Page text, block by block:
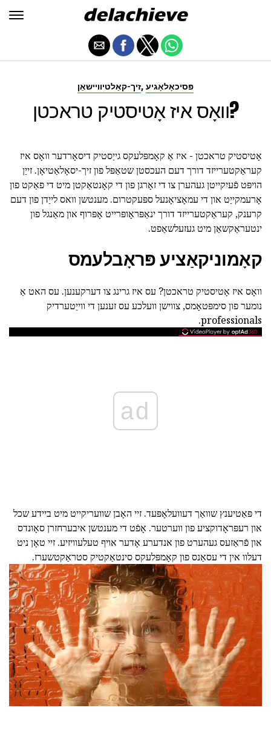
זיך-קאַלטיוויישאַן, פּסיכאָלאָגיע
וואָס איז אָטיסטיק טראכטן?
אָטיסטיק טראכטן - איז אַ קאָמפּלעקס גייַסטיק דיסאָרדער וואָס איז
קעראַקטערייזד דורך דעם העכסטן שטאַפּל פון זיך-יסאָלאַטיאָן. זייַן
הויפּט פֿעיִקייטן געהערן צו די זאָרגן פון די קאָנטאַקטן מיט די פאַקט פון
אָרעמקייַט און די עמאָציאָנעל ספּעקטרום. מענטשן וואס לייַדן פון דעם
קרענק, קעראַקטערייזד דורך ינאַפּראָופּרייט אָפּרוף און מאַנגל פון
ינטעראַקשאַן מיט געזעלשאַפט.
קאָמוניקאַציע פּראָבלעמס
וואָס איז אָטיסטיק טראכטן? עס איז גרינג צו דערקענען. עס האט אַ
נומער פון סימפּטאָמס, צווישן וועלכע עס זענען די ווייַטערדיק
professionals.
ad
די פּאַטיענץ שוואַך דעוועלאָפּעד. זיי האָבן שוועריקייט מיט ביידע שכל
און רעפּראָדוקציע פון ווערטער. אָפֿט די מענטשן איבערחזרן סאָונדס
און פֿראַזעס געהערט פון אנדערע אָדער אויף טעלעוויזיע. זיי טאָן ניט
דעלוו אין די עסאַנס פון קאָמפּלעקס סינטאַקטיק סטראַקטשערז.